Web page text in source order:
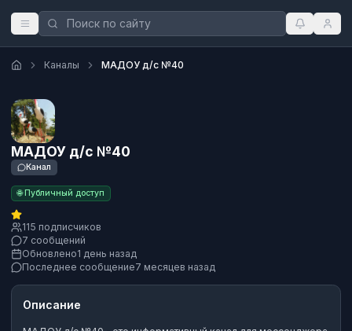
Каналы МАДОУ д/с №40
МАДОУ д/с №40
Канал
🌐 Публичный доступ
115 подписчиков
7 сообщений
Обновлено1 день назад
Последнее сообщение7 месяцев назад
Описание